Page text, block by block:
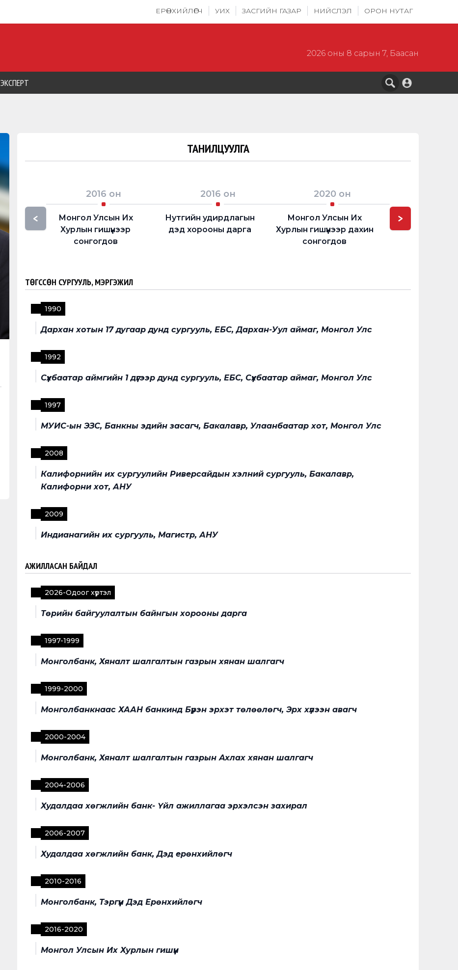
ЕРӨНХИЙЛӨГЧ УИХ ЗАСГИЙН ГАЗАР НИЙСЛЭЛ ОРОН НУТАГ
2026 оны 8 сарын 7, Баасан
ЭКСПЕРТ
ТАНИЛЦУУЛГА
<
2016 он
Монгол Улсын Их
Хурлын гишүүнээр
сонгогдов
2016 он
Нутгийн удирдлагын
дэд хорооны дарга
2020 он
Монгол Улсын Их
Хурлын гишүүнээр дахин
сонгогдов
байнгын
>
ТӨГССӨН СУРГУУЛЬ, МЭРГЭЖИЛ
1990
Дархан хотын 17 дугаар дунд сургууль, ЕБС, Дархан-Уул аймаг, Монгол Улс
1992
Сүхбаатар аймгийн 1 дүгээр дунд сургууль, ЕБС, Сүхбаатар аймаг, Монгол Улс
1997
МУИС-ын ЭЗС, Банкны эдийн засагч, Бакалавр, Улаанбаатар хот, Монгол Улс
2008
Калифорнийн их сургуулийн Риверсайдын хэлний сургууль, Бакалавр,
Калифорни хот, АНУ
2009
Индианагийн их сургууль, Магистр, АНУ
АЖИЛЛАСАН БАЙДАЛ
2026-Одоог хүртэл
Төрийн байгуулалтын байнгын хорооны дарга
1997-1999
Монголбанк, Хяналт шалгалтын газрын хянан шалгагч
1999-2000
Монголбанкнаас ХААН банкинд Бүрэн эрхэт төлөөлөгч, Эрх хүлээн авагч
2000-2004
Монголбанк, Хяналт шалгалтын газрын Ахлах хянан шалгагч
2004-2006
Худалдаа хөгжлийн банк- Үйл ажиллагаа эрхэлсэн захирал
2006-2007
Худалдаа хөгжлийн банк, Дэд ерөнхийлөгч
2010-2016
Монголбанк, Тэргүүн Дэд Ерөнхийлөгч
2016-2020
Монгол Улсын Их Хурлын гишүүн